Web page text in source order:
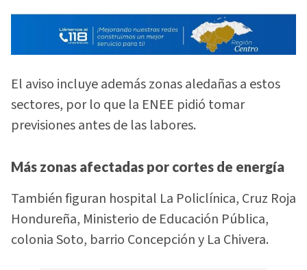
El aviso incluye además zonas aledañas a estos
sectores, por lo que la ENEE pidió tomar
previsiones antes de las labores.
Más zonas afectadas por cortes de energía
También figuran hospital La Policlínica, Cruz Roja
Hondureña, Ministerio de Educación Pública,
colonia Soto, barrio Concepción y La Chivera.